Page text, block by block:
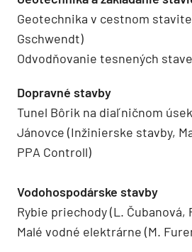
Geotechnika v cestnom
Gschwendt)
Odvodňovanie tesnených
Dopravné stavby
Tunel Bôrik na diaľničnom
Jánovce (Inžinierske stavby,
PPA Controll)
Vodohospodárske stavby
Rybie priechody (L. Čubanová,
Malé vodné elektrárne (M.